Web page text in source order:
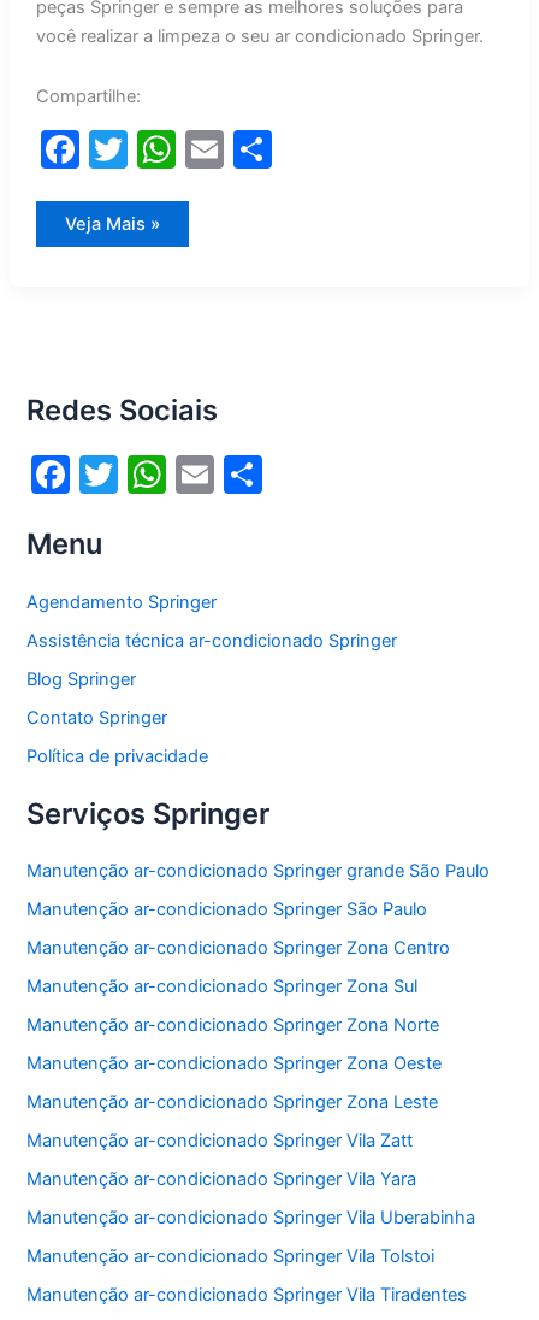
peças Springer e sempre as melhores soluções para
você realizar a limpeza o seu ar condicionado Springer.
Compartilhe:
F
c
k
T
itt
W E S
Limpeza
Veja Mais »
Redes Sociais
F
c
e
b
o
o
k
T
er
W
s
A
p
E
l
Menu
Agendamento Springer
Assistência técnica ar-condicionado Springer
Blog Springer
Contato Springer
Política de privacidade
Serviços Springer
Manutenção ar-condicionado Springer grande São Paulo
Manutenção ar-condicionado Springer São Paulo
Manutenção ar-condicionado Springer Zona Centro
Manutenção ar-condicionado Springer Zona Sul
Manutenção ar-condicionado Springer Zona Norte
Manutenção ar-condicionado Springer Zona Oeste
Manutenção ar-condicionado Springer Zona Leste
Manutenção ar-condicionado Springer Vila Zatt
Manutenção ar-condicionado Springer Vila Yara
Manutenção ar-condicionado Springer Vila Uberabinha
Manutenção ar-condicionado Springer Vila Tolstoi
Manutenção ar-condicionado Springer Vila Tiradentes